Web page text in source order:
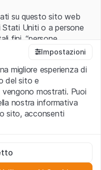
su questo sito web
Uniti o a persone
fini, “persone
ad esse ascritto
negli Stati Uniti
le altre forme societarie
legali
il “Sito”) si dichiara
di utilizzo ivi rese
Impostazioni
migliore esperienza di
del sito e
mostrati. Puoi
nostra informativa
sito, acconsenti
del sito